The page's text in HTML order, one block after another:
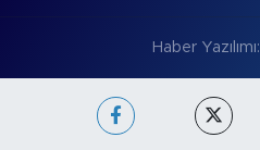
Haber Yazılımı: